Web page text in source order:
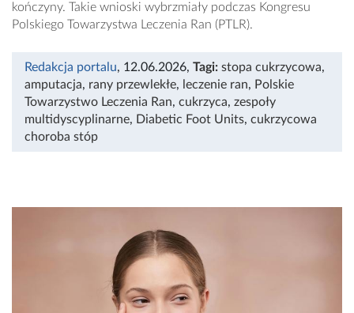
kończyny. Takie wnioski wybrzmiały podczas Kongresu
Polskiego Towarzystwa Leczenia Ran (PTLR).
Redakcja portalu, 12.06.2026, Tagi: stopa cukrzycowa,
amputacja, rany przewlekłe, leczenie ran, Polskie
Towarzystwo Leczenia Ran, cukrzyca, zespoły
multidyscyplinarne, Diabetic Foot Units, cukrzycowa
choroba stóp